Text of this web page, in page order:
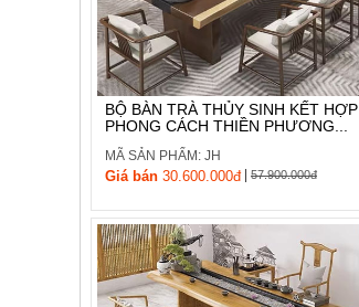
BỘ BÀN TRÀ THỦY SINH KẾT HỢP
PHONG CÁCH THIỀN PHƯƠNG...
MÃ SẢN PHẨM: JH
Giá bán 30.600.000đ| 57.900.000đ